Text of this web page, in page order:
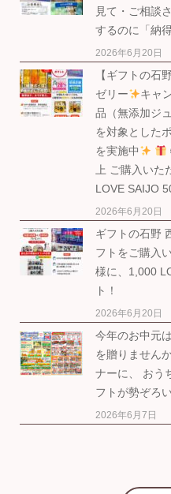
見て・ご相談
するのに「納
2026年6月20日
【ギフトの石
ゼリー
キャ
品（無添加ジ
を対象とした
を実施中
上 ご購入いた
LOVE SAIJO
2026年6月20日
ギフトの石野
フトをご購入
様に、1,000
ト！
2026年6月20日
今年のお中元
を贈りません
ナーに、 おう
フトが勢ぞろ
2026年6月7日